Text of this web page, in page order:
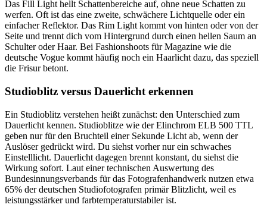
Das Fill Light hellt Schattenbereiche auf, ohne neue Schatten zu
werfen. Oft ist das eine zweite, schwächere Lichtquelle oder ein
einfacher Reflektor. Das Rim Light kommt von hinten oder von der
Seite und trennt dich vom Hintergrund durch einen hellen Saum an
Schulter oder Haar. Bei Fashionshoots für Magazine wie die
deutsche Vogue kommt häufig noch ein Haarlicht dazu, das speziell
die Frisur betont.
Studioblitz versus Dauerlicht erkennen
Ein Studioblitz verstehen heißt zunächst: den Unterschied zum
Dauerlicht kennen. Studioblitze wie der Elinchrom ELB 500 TTL
geben nur für den Bruchteil einer Sekunde Licht ab, wenn der
Auslöser gedrückt wird. Du siehst vorher nur ein schwaches
Einstelllicht. Dauerlicht dagegen brennt konstant, du siehst die
Wirkung sofort. Laut einer technischen Auswertung des
Bundesinnungsverbands für das Fotografenhandwerk nutzen etwa
65% der deutschen Studiofotografen primär Blitzlicht, weil es
leistungsstärker und farbtemperaturstabiler ist.